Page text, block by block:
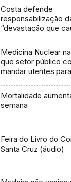
Costa defende
responsabilização
“devastação que
Medicina Nuclear
que setor público
mandar utentes
Mortalidade
semana
Feira do Livro do
Santa Cruz (áudio)